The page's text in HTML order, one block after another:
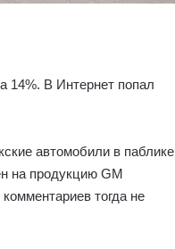
14%. В Интернет попал
автомобили в паблике
на продукцию GM
тогда не